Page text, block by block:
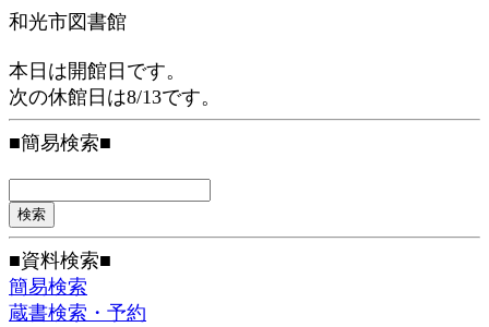
和光市図書館
本日は開館日です。
次の休館日は8/13です。
■簡易検索■
■資料検索■
簡易検索
蔵書検索・予約